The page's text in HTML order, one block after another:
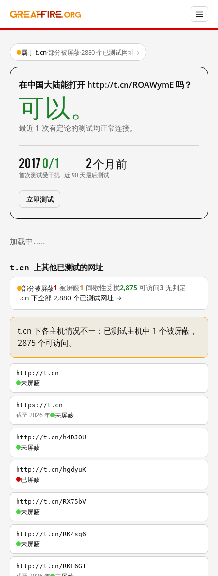
属于 t.cn·部分被屏蔽·2880 个已测试网址→
在中国大陆能打开 http://t.cn/ROAWymE 吗？
可以。
最近 1 次有定论的测试均正常连接。
2017
首次测试
0/1
受干扰 · 近 90 天
2 个月前
最后测试
立即测试
加载中……
t.cn 上其他已测试的网址
部分被屏蔽1 被屏蔽1 间歇性受扰2,875 可访问3 无判定
t.cn 下全部 2,880 个已测试网址 →
t.cn 下各主机情况不一：已测试主机中 1 个被屏蔽，
2875 个可访问。
http://t.cn
未屏蔽
https://t.cn
截至 2026 年 未屏蔽
http://t.cn/h4DJOU
未屏蔽
http://t.cn/hgdyuK
已屏蔽
http://t.cn/RX75bV
未屏蔽
http://t.cn/RK4sq6
未屏蔽
http://t.cn/RKL6G1